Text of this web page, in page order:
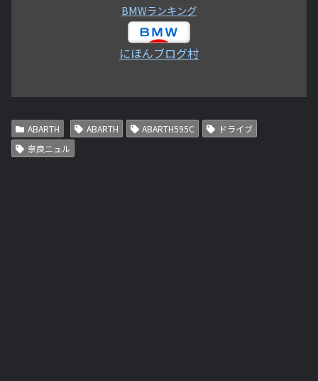
BMWランキング
にほんブログ村
ABARTH ABARTH ABARTH595C
ドライブ
奈良ニュル